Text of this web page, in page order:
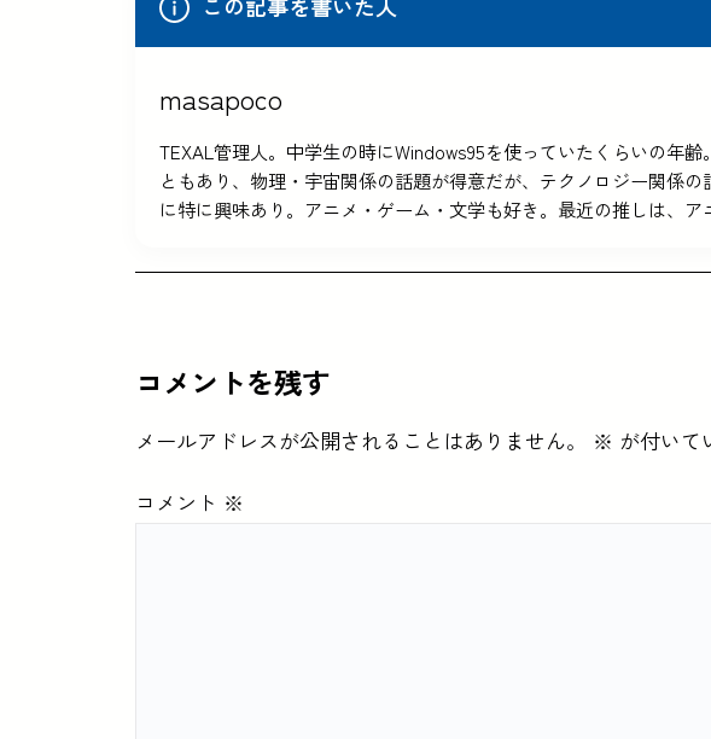
この記事を書いた人
masapoco
TEXAL管理人。中学生の時にWindows95を使っていたくらいの年
ともあり、物理・宇宙関係の話題が得意だが、テクノロジー関係
に特に興味あり。アニメ・ゲーム・文学も好き。最近の推しは、ア
コメントを残す
メールアドレスが公開されることはありません。 ※ が付いて
コメント ※